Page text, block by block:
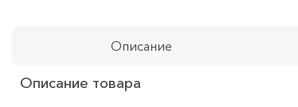
Описание
Описание товара